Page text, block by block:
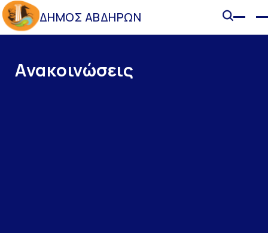
ΔΗΜΟΣ ΑΒΔΗΡΩΝ
Ανακοινώσεις